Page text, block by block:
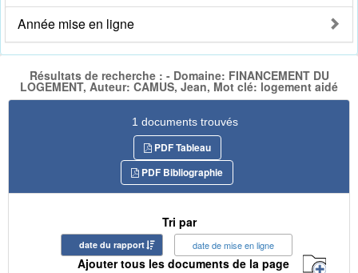
Année mise en ligne
Résultats de recherche : - Domaine: FINANCEMENT DU
LOGEMENT, Auteur: CAMUS, Jean, Mot clé: logement aidé
1 documents trouvés
PDF Tableau
PDF Bibliographie
Tri par
date du rapport date de mise en ligne
Ajouter tous les documents de la page